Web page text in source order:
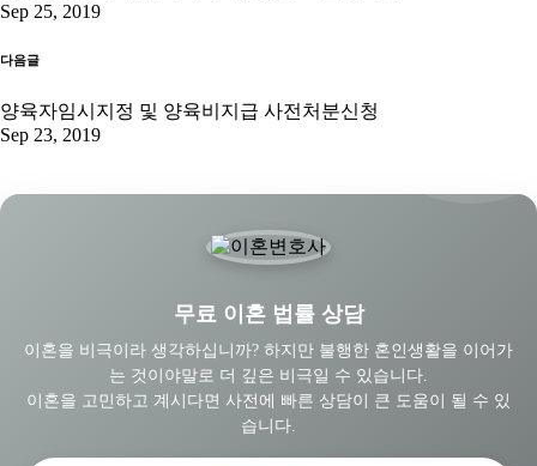
Sep 25, 2019
다음글
양육자임시지정 및 양육비지급 사전처분신청
Sep 23, 2019
무료 이혼 법률 상담
이혼을 비극이라 생각하십니까? 하지만 불행한 혼인생활을 이어가
는 것이야말로 더 깊은 비극일 수 있습니다.
이혼을 고민하고 계시다면 사전에 빠른 상담이 큰 도움이 될 수 있
습니다.